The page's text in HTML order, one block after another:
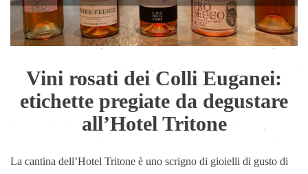
Vini rosati dei Colli Euganei:
etichette pregiate da degustare
all’Hotel Tritone
La cantina dell’Hotel Tritone è uno scrigno di gioielli di gusto di